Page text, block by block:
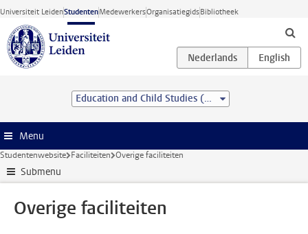
Ga direct naar de inhoud
Universiteit LeidenStudentenMedewerkersOrganisatiegidsBibliotheek
Education and Child Studies (MSc)
Menu
Studentenwebsite Faciliteiten Overige faciliteiten
Submenu
Overige faciliteiten